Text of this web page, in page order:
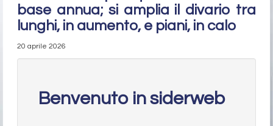
base annua; si amplia il divario tra
lunghi, in aumento, e piani, in calo
20 aprile 2026
Benvenuto in siderweb